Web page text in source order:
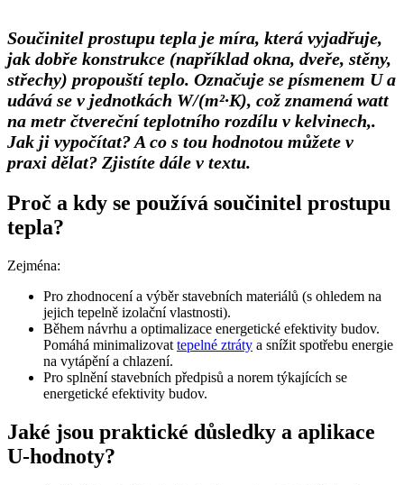
Součinitel prostupu tepla je míra, která vyjadřuje,
jak dobře konstrukce (například okna, dveře, stěny,
střechy) propouští teplo. Označuje se písmenem U a
udává se v jednotkách W/(m²·K), což znamená watt
na metr čtvereční teplotního rozdílu v kelvinech,.
Jak ji vypočítat? A co s tou hodnotou můžete v
praxi dělat? Zjistíte dále v textu.
Proč a kdy se používá součinitel prostupu
tepla?
Zejména:
Pro zhodnocení a výběr stavebních materiálů (s ohledem na
jejich tepelně izolační vlastnosti).
Během návrhu a optimalizace energetické efektivity budov.
Pomáhá minimalizovat tepelné ztráty a snížit spotřebu energie
na vytápění a chlazení.
Pro splnění stavebních předpisů a norem týkajících se
energetické efektivity budov.
Jaké jsou praktické důsledky a aplikace
U-hodnoty?